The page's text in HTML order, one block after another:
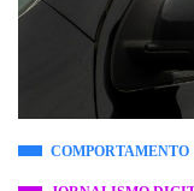
COMPORTAMENTO